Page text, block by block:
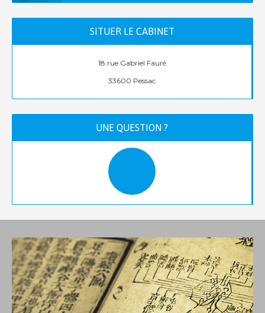
SITUER LE CABINET
18 rue Gabriel Fauré
33600 Pessac
UNE QUESTION ?